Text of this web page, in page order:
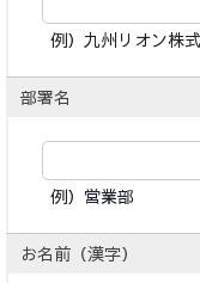
例）九州リオン株
部署名
例）営業部
お名前（漢字）